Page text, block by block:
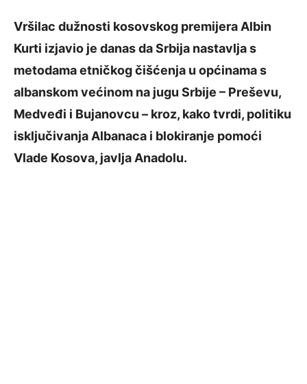
Vršilac dužnosti kosovskog premijera Albin
Kurti izjavio je danas da Srbija nastavlja s
metodama etničkog čišćenja u općinama s
albanskom većinom na jugu Srbije – Preševu,
Medveđi i Bujanovcu – kroz, kako tvrdi, politiku
isključivanja Albanaca i blokiranje pomoći
Vlade Kosova, javlja Anadolu.